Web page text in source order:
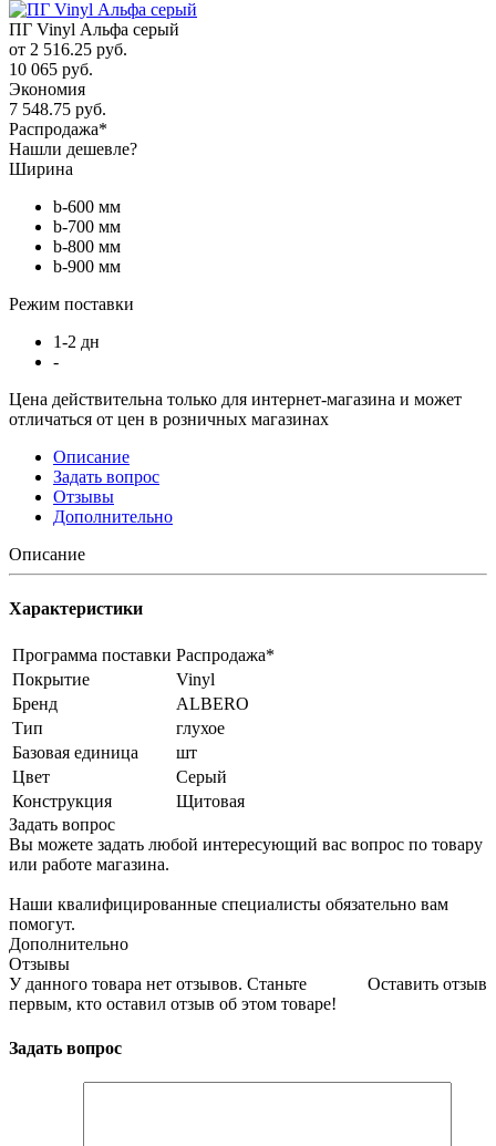
ПГ Vinyl Альфа серый
от 2 516.25 руб.
10 065 руб.
Экономия
7 548.75 руб.
Распродажа*
Нашли дешевле?
Ширина
b-600 мм
b-700 мм
b-800 мм
b-900 мм
Режим поставки
1-2 дн
-
Цена действительна только для интернет-магазина и может
отличаться от цен в розничных магазинах
Описание
Задать вопрос
Отзывы
Дополнительно
Описание
Характеристики
Программа поставки Распродажа*
Покрытие
Vinyl
Бренд
ALBERO
Тип
глухое
Базовая единица
шт
Цвет
Серый
Конструкция
Щитовая
Задать вопрос
Вы можете задать любой интересующий вас вопрос по товару
или работе магазина.
Наши квалифицированные специалисты обязательно вам
помогут.
Дополнительно
Отзывы
Оставить отзыв
У данного товара нет отзывов. Станьте
первым, кто оставил отзыв об этом товаре!
Задать вопрос